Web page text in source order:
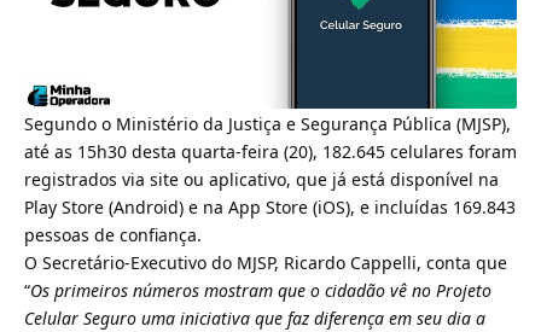
Segundo o Ministério da Justiça e Segurança Pública (MJSP),
até as 15h30 desta quarta-feira (20), 182.645 celulares foram
registrados via site ou aplicativo, que já está disponível na
Play Store (Android) e na App Store (iOS), e incluídas 169.843
pessoas de confiança.
O Secretário-Executivo do MJSP, Ricardo Cappelli, conta que
“Os primeiros números mostram que o cidadão vê no Projeto
Celular Seguro uma iniciativa que faz diferença em seu dia a